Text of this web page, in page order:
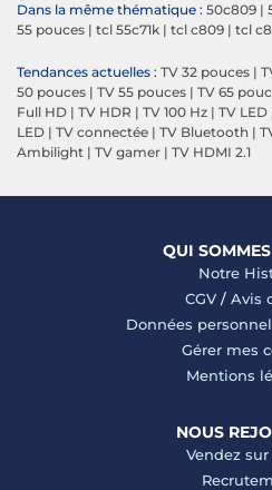
Dans la même thématique : 50c809 |
55 pouces | tcl 55c71k | tcl c809 | tcl
Tendances actuelles : TV 32 pouces |
50 pouces | TV 55 pouces | TV 65
Full HD | TV HDR | TV 100 Hz | TV LED
LED | TV connectée | TV Bluetooth |
Ambilight | TV gamer | TV HDMI 2.1
QUI
Notre
CGV/ Avis
Données
Gérer mes
Mentions
NOUS
Vendez sur